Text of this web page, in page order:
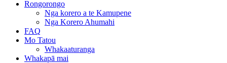
Rongorongo
Nga korero a te Kamupene
Nga Korero Ahumahi
FAQ
Mo Tatou
Whakaaturanga
Whakapā mai